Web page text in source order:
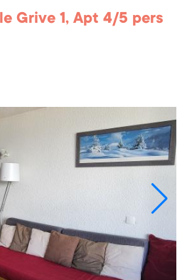
Grive 1, Apt 4/5 pers